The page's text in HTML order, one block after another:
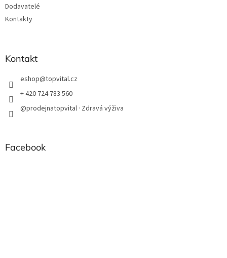
Dodavatelé
Kontakty
Kontakt
eshop@topvital.cz
+ 420 724 783 560
@prodejnatopvital · Zdravá výživa
Facebook